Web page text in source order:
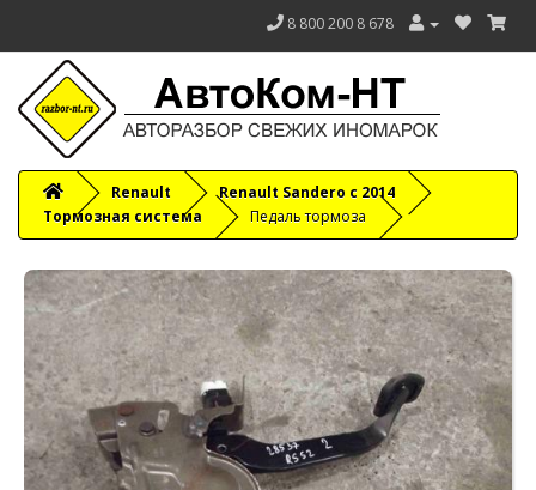
8 800 200 8 678
Renault
Renault Sandero с 2014
Тормозная система
Педаль тормоза